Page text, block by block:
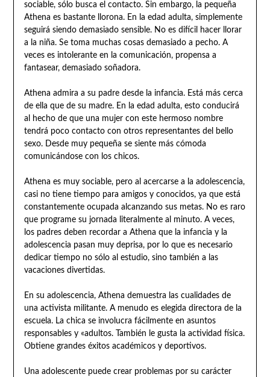
sociable, sólo busca el contacto. Sin embargo, la pequeña
Athena es bastante llorona. En la edad adulta, simplemente
seguirá siendo demasiado sensible. No es difícil hacer llorar
a la niña. Se toma muchas cosas demasiado a pecho. A
veces es intolerante en la comunicación, propensa a
fantasear, demasiado soñadora.
Athena admira a su padre desde la infancia. Está más cerca
de ella que de su madre. En la edad adulta, esto conducirá
al hecho de que una mujer con este hermoso nombre
tendrá poco contacto con otros representantes del bello
sexo. Desde muy pequeña se siente más cómoda
comunicándose con los chicos.
Athena es muy sociable, pero al acercarse a la adolescencia,
casi no tiene tiempo para amigos y conocidos, ya que está
constantemente ocupada alcanzando sus metas. No es raro
que programe su jornada literalmente al minuto. A veces,
los padres deben recordar a Athena que la infancia y la
adolescencia pasan muy deprisa, por lo que es necesario
dedicar tiempo no sólo al estudio, sino también a las
vacaciones divertidas.
En su adolescencia, Athena demuestra las cualidades de
una activista militante. A menudo es elegida directora de la
escuela. La chica se involucra fácilmente en asuntos
responsables y «adultos. También le gusta la actividad física.
Obtiene grandes éxitos académicos y deportivos.
Una adolescente puede crear problemas por su carácter